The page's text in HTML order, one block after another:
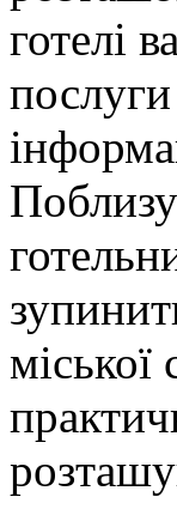
готелі
послуги
міської